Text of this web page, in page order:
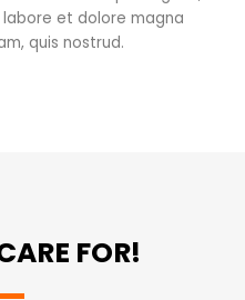
et dolore magna
quis nostrud.
FOR!